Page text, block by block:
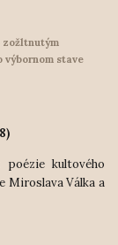
zožltnutým
výbornom stave
kultového
Miroslava Válka a